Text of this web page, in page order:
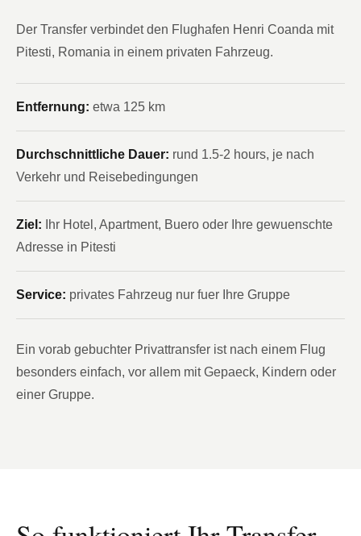
Der Transfer verbindet den Flughafen Henri Coanda mit
Pitesti, Romania in einem privaten Fahrzeug.
Entfernung: etwa 125 km
Durchschnittliche Dauer: rund 1.5-2 hours, je nach
Verkehr und Reisebedingungen
Ziel: Ihr Hotel, Apartment, Buero oder Ihre gewuenschte
Adresse in Pitesti
Service: privates Fahrzeug nur fuer Ihre Gruppe
Ein vorab gebuchter Privattransfer ist nach einem Flug
besonders einfach, vor allem mit Gepaeck, Kindern oder
einer Gruppe.